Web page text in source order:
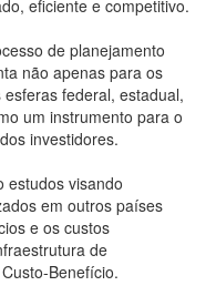
eficiente e competitivo.
de planejamento
não apenas para os
federal, estadual,
um instrumento para o
investidores.
estudos visando
em outros países
e os custos
de
Benefício.